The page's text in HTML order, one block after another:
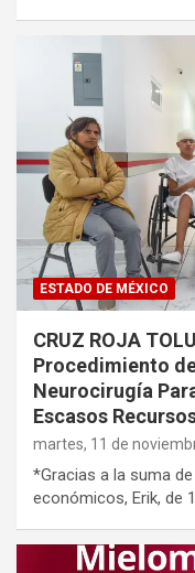
ESTADO DE MÉXICO
CRUZ ROJA
Procedimiento
Neurocirugía
Escasos
martes, 11 de
*Gracias a la suma
económicos, Erik, de